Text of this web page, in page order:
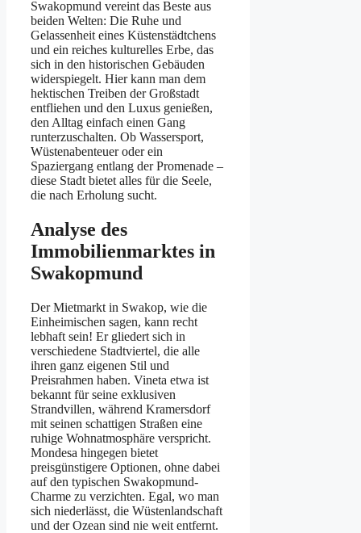
Swakopmund vereint das Beste aus
beiden Welten: Die Ruhe und
Gelassenheit eines Küstenstädtchens
und ein reiches kulturelles Erbe, das
sich in den historischen Gebäuden
widerspiegelt. Hier kann man dem
hektischen Treiben der Großstadt
entfliehen und den Luxus genießen,
den Alltag einfach einen Gang
runterzuschalten. Ob Wassersport,
Wüstenabenteuer oder ein
Spaziergang entlang der Promenade –
diese Stadt bietet alles für die Seele,
die nach Erholung sucht.
Analyse des
Immobilienmarktes in
Swakopmund
Der Mietmarkt in Swakop, wie die
Einheimischen sagen, kann recht
lebhaft sein! Er gliedert sich in
verschiedene Stadtviertel, die alle
ihren ganz eigenen Stil und
Preisrahmen haben. Vineta etwa ist
bekannt für seine exklusiven
Strandvillen, während Kramersdorf
mit seinen schattigen Straßen eine
ruhige Wohnatmosphäre verspricht.
Mondesa hingegen bietet
preisgünstigere Optionen, ohne dabei
auf den typischen Swakopmund-
Charme zu verzichten. Egal, wo man
sich niederlässt, die Wüstenlandschaft
und der Ozean sind nie weit entfernt.